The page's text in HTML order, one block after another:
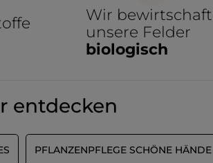
Wir
unsere Felder
biologisch
entdecken
PFLANZENPFLEGE SCHÖNE HÄNDE